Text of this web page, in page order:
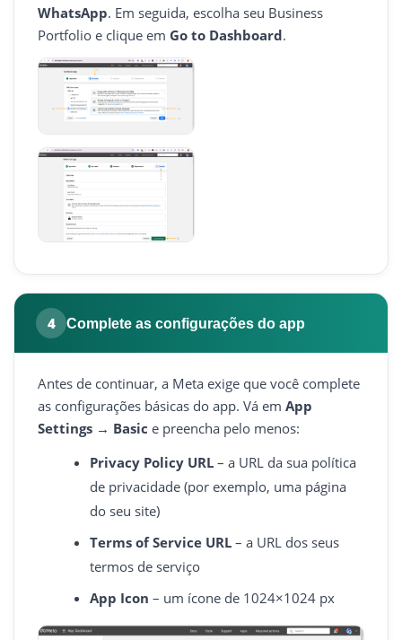
WhatsApp. Em seguida, escolha seu Business
Portfolio e clique em Go to Dashboard.
4 Complete as configurações do app
Antes de continuar, a Meta exige que você complete
as configurações básicas do app. Vá em App
Settings → Basic e preencha pelo menos:
Privacy Policy URL– a URL da sua política
de privacidade (por exemplo, uma página
do seu site)
Terms of Service URL– a URL dos seus
termos de serviço
App Icon – um ícone de 1024×1024 px